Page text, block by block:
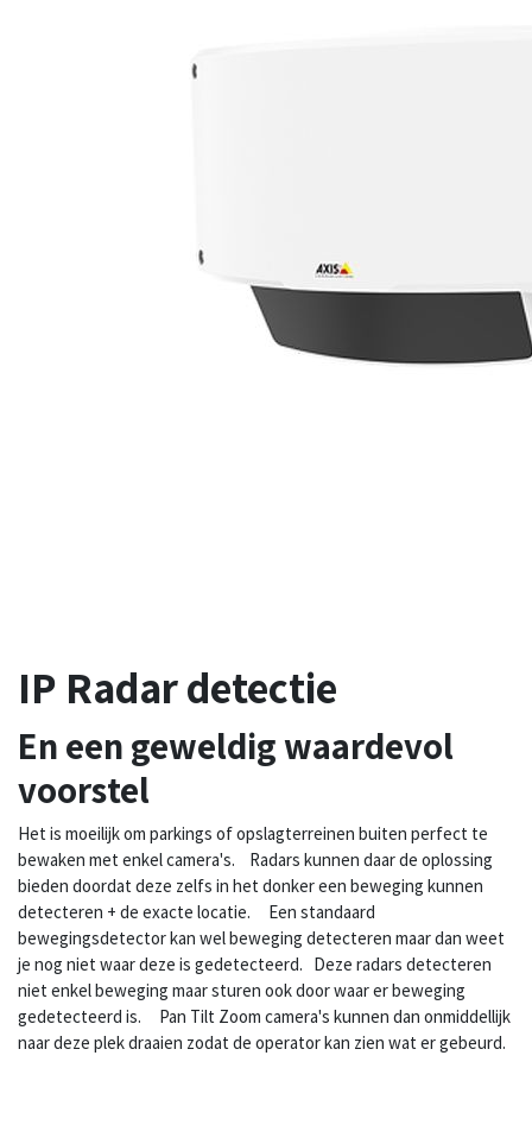
IP Radar detectie
En een geweldig waardevol
voorstel
Het is moeilijk om parkings of opslagterreinen buiten perfect te
bewaken met enkel camera's. Radars kunnen daar de oplossing
bieden doordat deze zelfs in het donker een beweging kunnen
detecteren + de exacte locatie. Een standaard
bewegingsdetector kan wel beweging detecteren maar dan weet
je nog niet waar deze is gedetecteerd. Deze radars detecteren
niet enkel beweging maar sturen ook door waar er beweging
gedetecteerd is. Pan Tilt Zoom camera's kunnen dan onmiddellijk
naar deze plek draaien zodat de operator kan zien wat er gebeurd.